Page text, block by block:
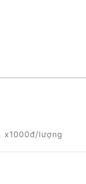
x1000đ/lượng